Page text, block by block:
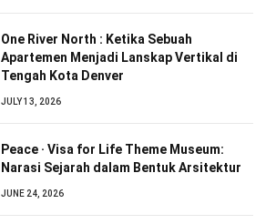
One River North : Ketika Sebuah
Apartemen Menjadi Lanskap Vertikal di
Tengah Kota Denver
JULY 13, 2026
Peace · Visa for Life Theme Museum:
Narasi Sejarah dalam Bentuk Arsitektur
JUNE 24, 2026